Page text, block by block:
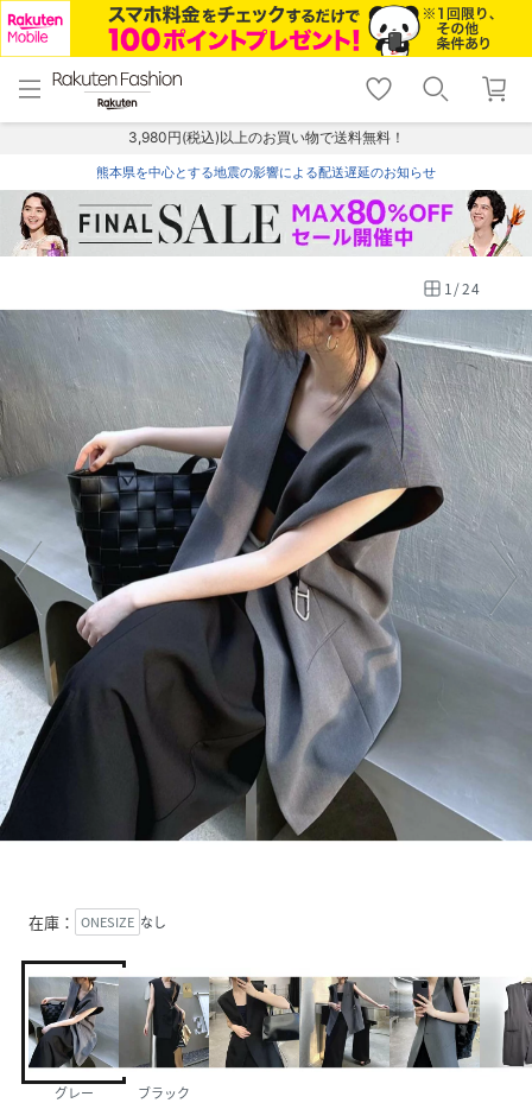
menu home
トップ
shopping_cart lock_outline
ログイン
3,980円(税込)以上のお買い物で送料無料！
熊本県を中心とする地震の影響による配送遅延のお知らせ
1/24
在庫： ONESIZE なし
グレー ブラック